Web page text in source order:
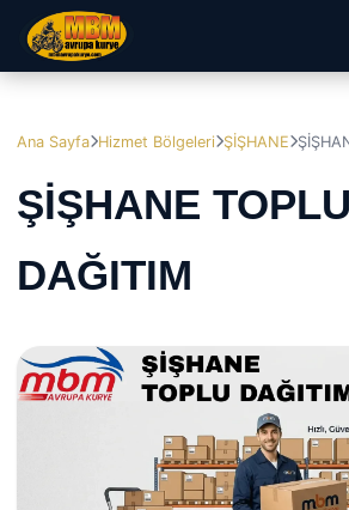
Ana Sayfa Hizmet Bölgeleri ŞİŞHANE
ŞİŞHANE TOPLU
DAĞITIM